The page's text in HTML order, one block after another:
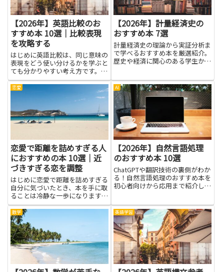
【2026年】英語比較のお
すすめ本 10選｜比較表現
を攻略する
はじめに英語比較は、同じ意味の
表現をどう使い分けるかを学ぶと
ても分かりやすい考え方です。基
本を押さえると、文章の意味がと
ても伝わりやすくなり、会話の場
でも自分の気持ちを丁寧に伝えら
れるようになります。学習の実用
面では、日常のやりとりから仕
事...
【2026年】計量経済史の
おすすめ本 7選
計量経済史の理論から実証分析ま
で学べるおすすめ本を厳選紹介。
歴史や経済に関心のある学生から
恋愛
恋愛で距離を詰めすぎる人
におすすめの本 10選｜近
づきすぎる恋を調整
はじめに恋愛で距離を詰めすぎる
自分に気づいたとき、本を手に取
ることは冷静な一歩になります。
読むことで得られるのは、単なる
理屈ではなく「なぜそうしてしま
うのか」を理解する視点や、相手
との距離感を調整するための具体
的な考え方です。コミュニケー
シ...
AI
【2026年】自然言語処理
のおすすめ本 10選
ChatGPTや翻訳技術の裏側がわか
る！自然言語処理のおすすめ本を
初心者向けから応用まで紹介しま
数学 英語学習